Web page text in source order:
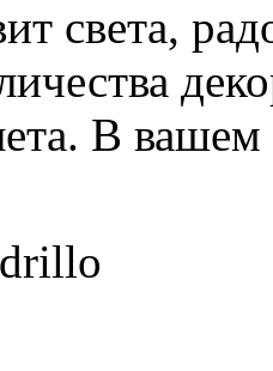
света,
В